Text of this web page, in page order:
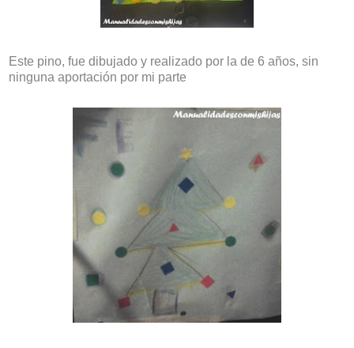
Este pino, fue dibujado y realizado por la de 6 años, sin
ninguna aportación por mi parte